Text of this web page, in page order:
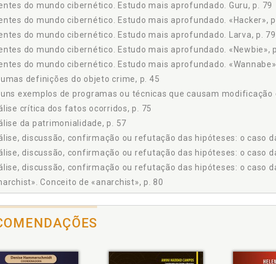
crítica dos fatos ocorridos, p. 75
p. 75
6: O estelionato eletrônico e seus agentes, p. 77
p. 77
dos usuários, p. 77
estudo mais aprofundado sobre os agentes do mundo cibernético, p. 79
conceito de hacker, p. 79
conceito de anarchist, p. 80
conceito de warez, p. 81
problema da falta de segurança na internet, p. 81
mínimos requisitos que a internet deve ter e, certamente, não os tem,
Procedimentos crakers e outras fraudes conectadas. O dinheiro
p. 87
exemplos de programas ou técnicas que causam modificação ou
problema da prova no direito de informática, p. 93
circulação internacional de informações, p. 97
do mundo cibernético. Estudo mais aprofundado. Guru, p. 79
do mundo cibernético. Estudo mais aprofundado. «Hacker»,
do mundo cibernético. Estudo mais aprofundado. Larva, p. 79
do mundo cibernético. Estudo mais aprofundado. «Newbie»,
do mundo cibernético. Estudo mais aprofundado.
definições do objeto crime, p. 45
exemplos de programas ou técnicas que causam
crítica dos fatos ocorridos, p. 75
da patrimonialidade, p. 57
discussão, confirmação ou refutação das hipóteses: o caso
discussão, confirmação ou refutação das hipóteses: o caso
discussão, confirmação ou refutação das hipóteses: o caso
Conceito de «anarchist», p. 80
Legislação pertinente: Projeto de Lei 1.713/96, p. 166
Notícias do Estado de São Paulo I, p. 178